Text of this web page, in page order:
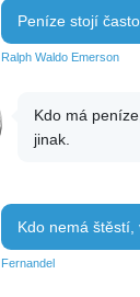
Peníze stojí
Ralph Waldo Emerson
Kdo má
jinak.
Kdo nemá štěstí,
Fernandel